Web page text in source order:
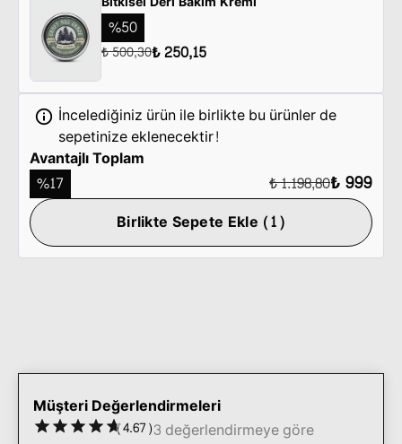
%50
₺ 500,30₺ 250,15
İncelediğiniz ürün ile birlikte bu ürünler de
sepetinize eklenecektir!
Avantajlı Toplam
%17 ₺ 1.198,80₺ 999
Birlikte Sepete Ekle (1)
Müşteri Değerlendirmeleri
(4.67)3 değerlendirmeye göre